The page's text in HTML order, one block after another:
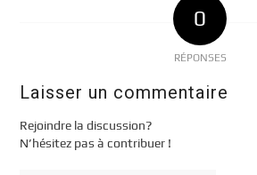
0
RÉPONSES
Laisser un commentaire
Rejoindre la discussion?
N’hésitez pas à contribuer !